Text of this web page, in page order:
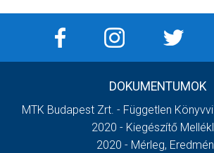
DOKUMENTUMOK
MTK Budapest Zrt. - Független
2020 - Kiegészítő
2020 - Mérleg,